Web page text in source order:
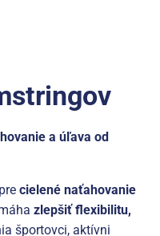
a úľava od
cielené naťahovanie
zlepšiť flexibilitu,
športovci, aktívni